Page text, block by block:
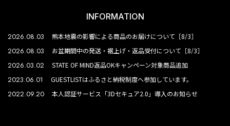
INFORMATION
2026.08.03 熊本地震の影響による商品のお届けについて［8/3］
2026.08.03 お盆期間中の発送・裾上げ・返品受付について［8/3］
2026.03.02 STATE OF MIND返品OKキャンペーン対象商品追加
2023.06.01 GUESTLISTはふるさと納税制度へ参加しています。
2022.09.20 本人認証サービス「3Dセキュア2.0」導入のお知らせ